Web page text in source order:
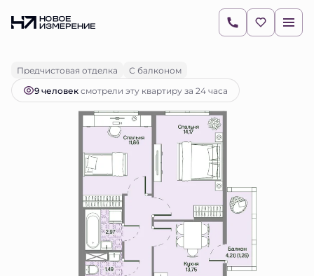
2-комнатная 14 449 682 руб.
Ипотекаот 20 373 руб.
Предчистовая отделка
С балконом
9 человексмотрели эту квартиру за 24 часа